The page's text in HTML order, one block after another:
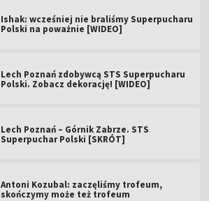
Ishak: wcześniej nie braliśmy Superpucharu
Polski na poważnie [WIDEO]
Lech Poznań zdobywcą STS Superpucharu
Polski. Zobacz dekorację! [WIDEO]
Lech Poznań – Górnik Zabrze. STS
Superpuchar Polski [SKRÓT]
Antoni Kozubal: zaczęliśmy trofeum,
skończymy może też trofeum